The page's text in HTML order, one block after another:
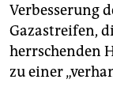
Verbesserung
Gazastreifen,
herrschenden
zu einer